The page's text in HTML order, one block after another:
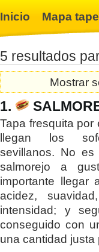
Inicio Mapa
5 resultados
Mostrar
1.
Tapa fresquita
llegan los
sevillanos. No
salmorejo a
importante llegar
acidez,
intensidad; y
conseguido con
una cantidad